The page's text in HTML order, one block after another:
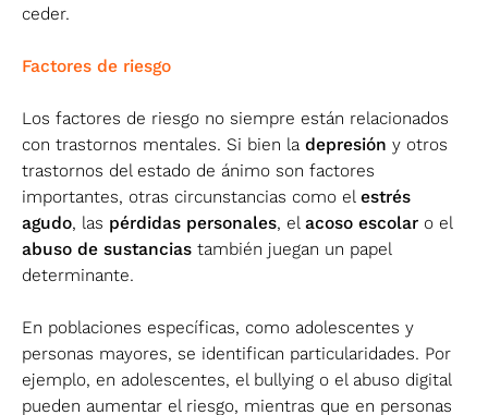
ceder.
Factores de riesgo
Los factores de riesgo no siempre están relacionados
con trastornos mentales. Si bien la depresión y otros
trastornos del estado de ánimo son factores
importantes, otras circunstancias como el estrés
agudo, las pérdidas personales, el acoso escolar o el
abuso de sustancias también juegan un papel
determinante.
En poblaciones específicas, como adolescentes y
personas mayores, se identifican particularidades. Por
ejemplo, en adolescentes, el bullying o el abuso digital
pueden aumentar el riesgo, mientras que en personas